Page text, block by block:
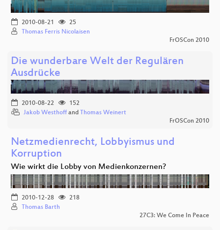
2010-08-21
25
Thomas Ferris Nicolaisen
FrOSCon 2010
Die wunderbare Welt der Regulären
Ausdrücke
2010-08-22
152
Jakob Westhoff and Thomas Weinert
FrOSCon 2010
Netzmedienrecht, Lobbyismus und
Korruption
Wie wirkt die Lobby von Medienkonzernen?
2010-12-28
218
Thomas Barth
27C3: We Come In Peace